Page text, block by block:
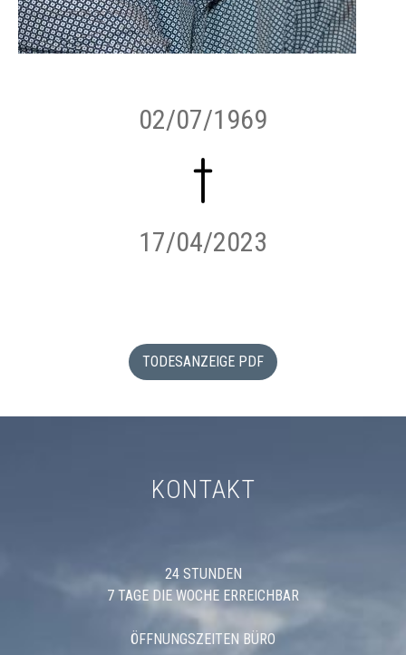
02/07/1969
17/04/2023
TODESANZEIGE PDF
KONTAKT
24 STUNDEN
7 TAGE DIE WOCHE ERREICHBAR
ÖFFNUNGSZEITEN BÜRO